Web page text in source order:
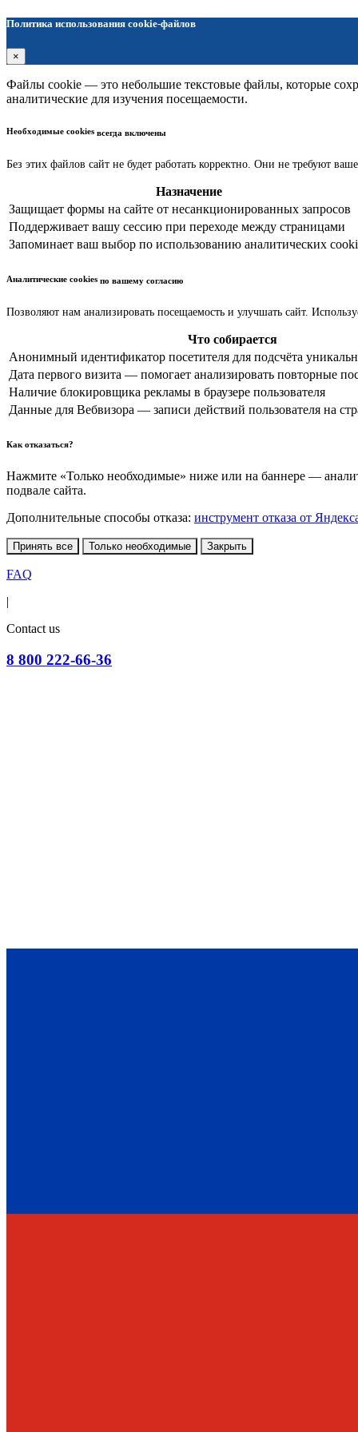
Политика использования cookie-файлов
×
Файлы cookie — это небольшие текстовые файлы, которые
аналитические для изучения посещаемости.
Необходимые cookies всегда включены
Без этих файлов сайт не будет работать корректно. Они не требуют
Назначение
Защищает формы на сайте от несанкционированных запросов
Поддерживает вашу сессию при переходе между страницами
Запоминает ваш выбор по использованию аналитических
Аналитические cookies по вашему согласию
Позволяют нам анализировать посещаемость и улучшать сайт.
Что собирается
Анонимный идентификатор посетителя для подсчёта
Дата первого визита — помогает анализировать повторные
Наличие блокировщика рекламы в браузере пользователя
Данные для Вебвизора — записи действий пользователя на
Как отказаться?
Нажмите «Только необходимые» ниже или на баннере —
подвале сайта.
Дополнительные способы отказа: инструмент отказа от
Принять все Только необходимые Закрыть
FAQ
|
Contact us
8 800 222-66-36